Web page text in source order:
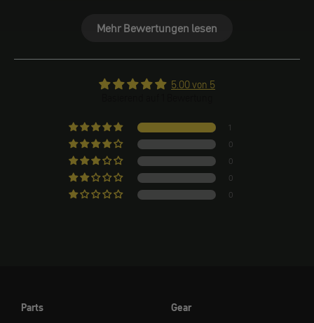
Mehr Bewertungen lesen
5.00 von 5
1
0
0
0
0
Parts
Gear